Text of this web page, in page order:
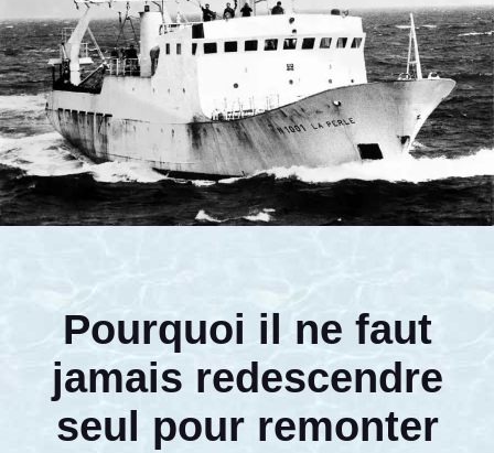
Pourquoi il ne faut
jamais redescendre
seul pour remonter